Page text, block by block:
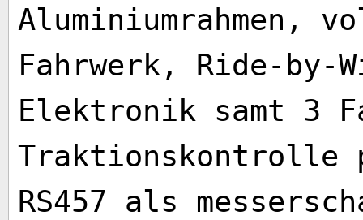
Aluminiumrahmen,
Fahrwerk, Ride-by-
Elektronik samt 3
RS457 als